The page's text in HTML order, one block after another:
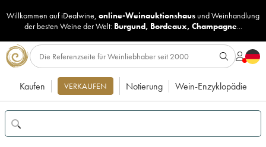
Willkommen auf iDealwine, online-Weinauktionshaus undWeinhandlung
der besten Weine der Welt: Burgund, Bordeaux, Champagne...
Kaufen VERKAUFEN Notierung Wein-Enzyklopädie